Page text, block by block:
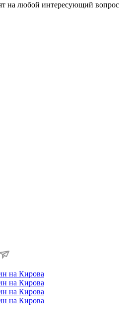
на любой интересующий вопрос
на Кирова
на Кирова
на Кирова
на Кирова